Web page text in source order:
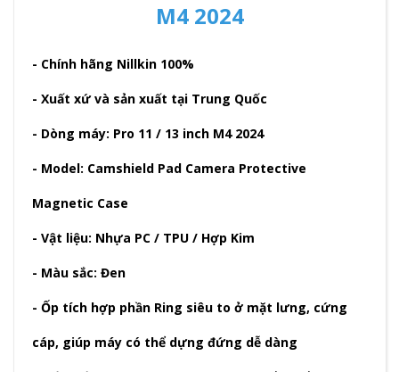
M4 2024
- Chính hãng Nillkin 100%
- Xuất xứ và sản xuất tại Trung Quốc
- Dòng máy: Pro 11 / 13 inch M4 2024
- Model: Camshield Pad Camera Protective
Magnetic Case
- Vật liệu: Nhựa PC / TPU / Hợp Kim
- Màu sắc: Đen
- Ốp tích hợp phần Ring siêu to ở mặt lưng, cứng
cáp, giúp máy có thể dựng đứng dễ dàng